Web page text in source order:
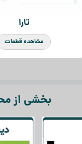
پژو ۲۰۶
مشاهده قطعات
بخشی از